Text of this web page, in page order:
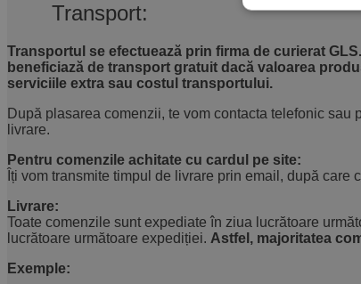
Transport:
Transportul se efectuează prin firma de curierat
beneficiază de transport gratuit dacă valoarea
serviciile extra sau costul transportului.
După plasarea comenzii, te vom contacta telefonic
livrare.
Pentru comenzile achitate cu cardul pe site:
Îți vom transmite timpul de livrare prin email, după
Livrare:
Toate comenzile sunt expediate în ziua lucrătoare
lucrătoare următoare expediției. Astfel, majoritatea
Exemple: